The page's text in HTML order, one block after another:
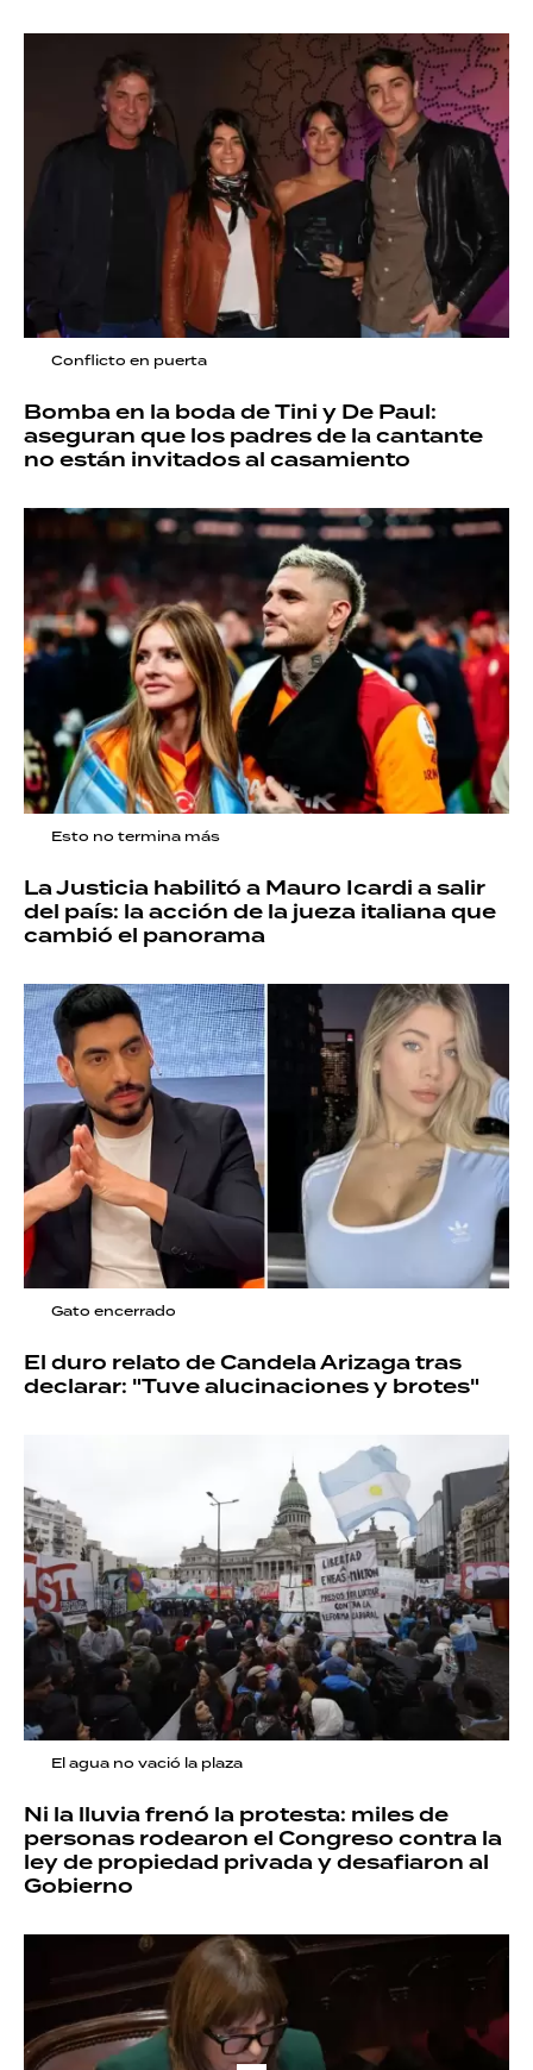
Conflicto en puerta
Bomba en la boda de Tini y De Paul:
aseguran que los padres de la cantante
no están invitados al casamiento
Esto no termina más
La Justicia habilitó a Mauro Icardi a salir
del país: la acción de la jueza italiana que
cambió el panorama
Gato encerrado
El duro relato de Candela Arizaga tras
declarar: "Tuve alucinaciones y brotes"
El agua no vació la plaza
Ni la lluvia frenó la protesta: miles de
personas rodearon el Congreso contra la
ley de propiedad privada y desafiaron al
Gobierno